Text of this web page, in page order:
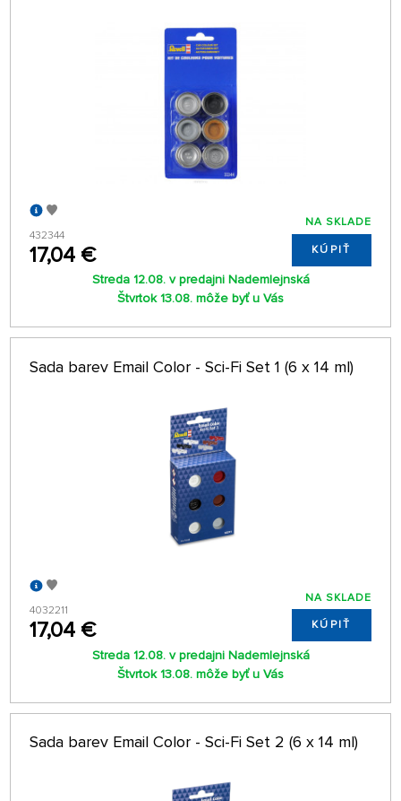
432344
17,04 €
NA SKLADE
KÚPIŤ
Streda 12.08. v predajni Nademlejnská
Štvrtok 13.08. môže byť u Vás
Sada barev Email Color - Sci-Fi Set 1 (6 x 14 ml)
4032211
17,04 €
NA SKLADE
KÚPIŤ
Streda 12.08. v predajni Nademlejnská
Štvrtok 13.08. môže byť u Vás
Sada barev Email Color - Sci-Fi Set 2 (6 x 14 ml)